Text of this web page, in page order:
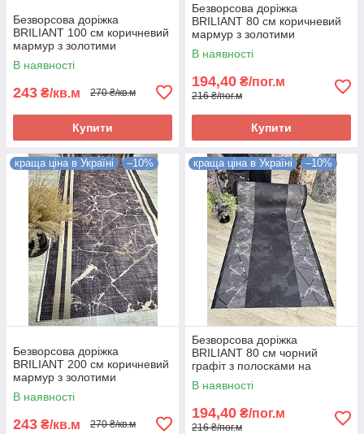
Безворсова доріжка
BRILIANT 100 см коричневий
мармур з золотими
полосками на підлогу на
кухню, в коридор
В наявності
243 ₴/кв.м 270 ₴/кв.м
Купити
Безворсова доріжка
BRILIANT 80 см коричневий
мармур з золотими
полосками на підлогу на
кухню, в коридор
В наявності
194,40 ₴/пог.м
216 ₴/пог.м
Купити
краща ціна в Україні –10%
Безворсова доріжка
BRILIANT 200 см коричневий
мармур з золотими
полосками на підлогу на
кухню, в коридор
В наявності
243 ₴/кв.м 270 ₴/кв.м
краща ціна в Україні –10%
Безворсова доріжка
BRILIANT 80 см чорний
графіт з полосками на
підлогу на кухню, в коридор
В наявності
194,40 ₴/пог.м
216 ₴/пог.м